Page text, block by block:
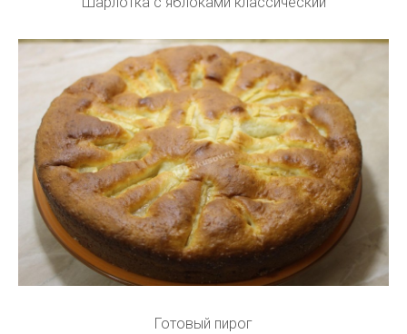
Готовый пирог